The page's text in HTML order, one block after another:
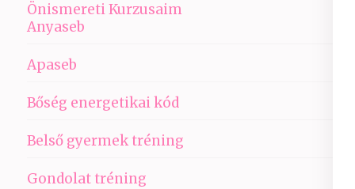
Önismereti Kurzusaim
Anyaseb
Apaseb
Bőség energetikai kód
Belső gyermek tréning
Gondolat tréning